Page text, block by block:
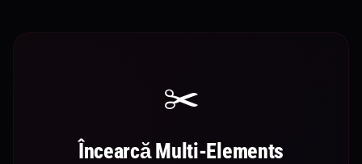
✂️
Încearcă Multi-Elements